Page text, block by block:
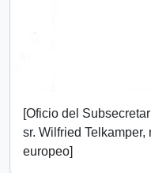
[Oficio del
sr. Wilfried
europeo]